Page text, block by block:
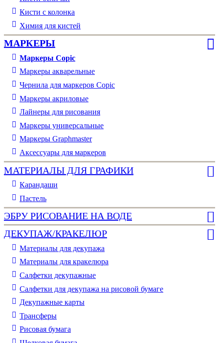
Кисти с колонка
Химия для кистей
МАРКЕРЫ
Маркеры Copic
Маркеры акварельные
Чернила для маркеров Copic
Маркеры акриловые
Лайнеры для рисования
Маркеры универсальные
Маркеры Graphmaster
Аксессуары для маркеров
МАТЕРИАЛЫ ДЛЯ ГРАФИКИ
Карандаши
Пастель
ЭБРУ РИСОВАНИЕ НА ВОДЕ
ДЕКУПАЖ/КРАКЕЛЮР
Материалы для декупажа
Материалы для кракелюра
Cалфетки декупажные
Салфетки для декупажа на рисовой бумаге
Декупажные карты
Трансферы
Рисовая бумага